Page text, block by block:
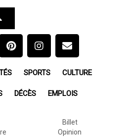
SPORTS CULTURE
DÉCÈS EMPLOIS
Billet
Opinion